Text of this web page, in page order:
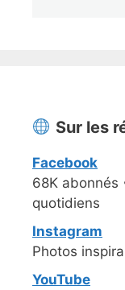
Sur les
Facebook
68K abonnés
quotidiens
Instagram
Photos
YouTube